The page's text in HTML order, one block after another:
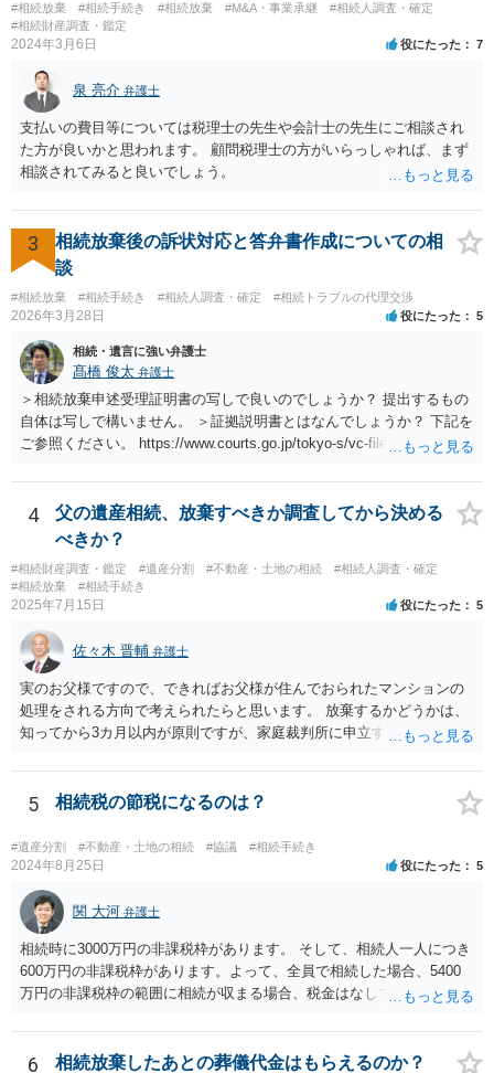
#相続放棄 #相続手続き #相続放棄 #M&A・事業承継
#相続人調査・確定
#相続財産調査・鑑定
2024年3月6日 役にたった 7
泉 亮介 弁護士
支払いの費目等については税理士の先生や会計士の先生にご相談され
た方が良いかと思われます。 顧問税理士の方がいらっしゃれば、まず
相談されてみると良いでしょう。
3
相続放棄後の訴状対応と答弁書作成についての相
談
#相続放棄 #相続手続き #相続人調査・確定 #相続トラブルの代理交渉
2026年3月28日 役にたった 5
相続・遺言に強い弁護士
髙橋 俊太 弁護士
＞相続放棄申述受理証明書の写しで良いのでしょうか？ 提出するもの
自体は写しで構いません。 ＞証拠説明書とはなんでしょうか？ 下記を
ご参照ください。 https://www.courts.go.jp/tokyo-s/vc-files/tokyo-s/file/
4
父の遺産相続、放棄すべきか調査してから決める
べきか？
#相続財産調査・鑑定 #遺産分割 #不動産・土地の相続
#相続人調査・確定
#相続放棄
#相続手続き
2025年7月15日 役にたった 5
佐々木 晋輔 弁護士
実のお父様ですので、できればお父様が住んでおられたマンションの
処理をされる方向で考えられたらと思います。 放棄するかどうかは、
知ってから3カ月以内が原則ですが、家庭裁判所に申立すれば3カ月の
放棄するかどうか決めることができます。 銀行やサラ金が数年も放置
することはありませんので、数年後に借金が発見される可能性はほぼ
伸長して調査したところ、サラ金に対する過払金など相当な財産が見
つかったため相続したという事例がありました。
5 相続税の節税になるのは？
#遺産分割 #不動産・土地の相続 #協議 #相続手続き
2024年8月25日 役にたった 5
関 大河 弁護士
相続時に3000万円の非課税枠があります。 そして、相続人一人につき
600万円の非課税枠があります。よって、全員で相続した場合、5400
万円の非課税枠の範囲に相続が収まる場合、税金はなしです。 一人が
範囲となります。 一般的には、全員で相続する方が税金はお得です。
また、全員で相続しても、話し合いの結果、親がすべて相続と決める
6 相続放棄したあとの葬儀代金はもらえるのか？